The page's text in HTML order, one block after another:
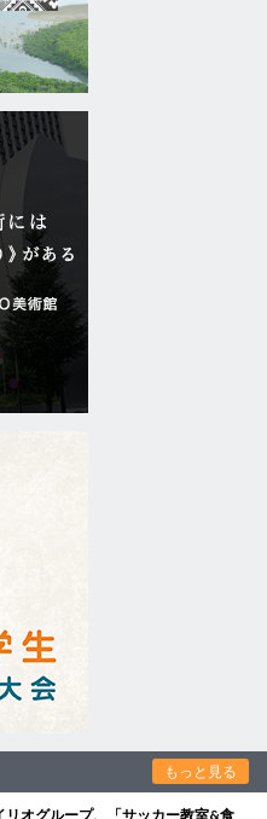
もっと見る
オグループ、「サッカー教室&食